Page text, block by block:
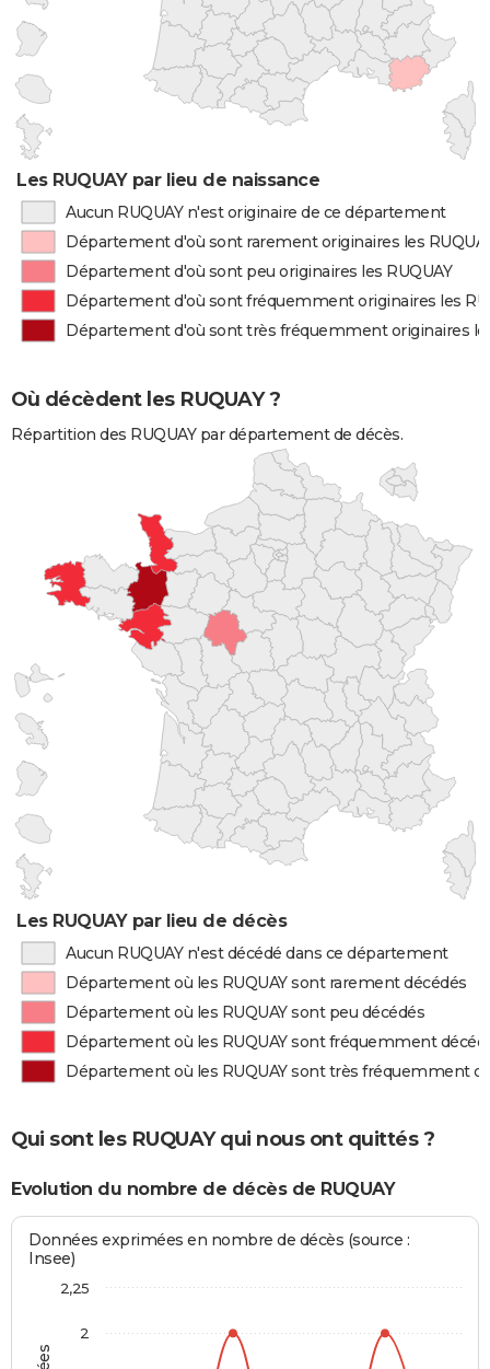
Les RUQUAY par lieu de naissance
Aucun RUQUAY n'est originaire de ce département
Département d'où sont rarement originaires les
Département d'où sont peu originaires les RUQUAY
Département d'où sont fréquemment originaires les
Département d'où sont très fréquemment originaires
Où décèdent les RUQUAY ?
Répartition des RUQUAY par département de décès.
Les RUQUAY par lieu de décès
Aucun RUQUAY n'est décédé dans ce département
Département où les RUQUAY sont rarement décédés
Département où les RUQUAY sont peu décédés
Département où les RUQUAY sont fréquemment
Département où les RUQUAY sont très fréquemment
Qui sont les RUQUAY qui nous ont quittés ?
Evolution du nombre de décès de RUQUAY
Données exprimées en nombre de décès (source :
Insee)
2
2,25